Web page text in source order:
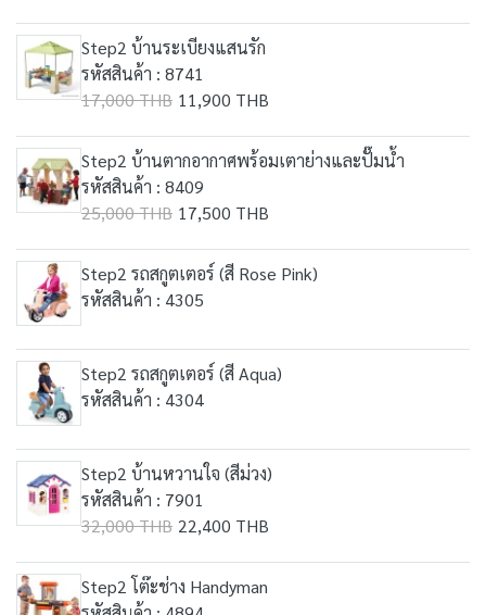
Step2 บ้านระเบียงแสนรัก
รหัสสินค้า : 8741
17,000 THB 11,900 THB
Step2 บ้านตากอากาศพร้อมเตาย่างและปั๊มน้ำ
รหัสสินค้า : 8409
25,000 THB 17,500 THB
Step2 รถสกูตเตอร์ (สี Rose Pink)
รหัสสินค้า : 4305
Step2 รถสกูตเตอร์ (สี Aqua)
รหัสสินค้า : 4304
Step2 บ้านหวานใจ (สีม่วง)
รหัสสินค้า : 7901
32,000 THB 22,400 THB
Step2 โต๊ะช่าง Handyman